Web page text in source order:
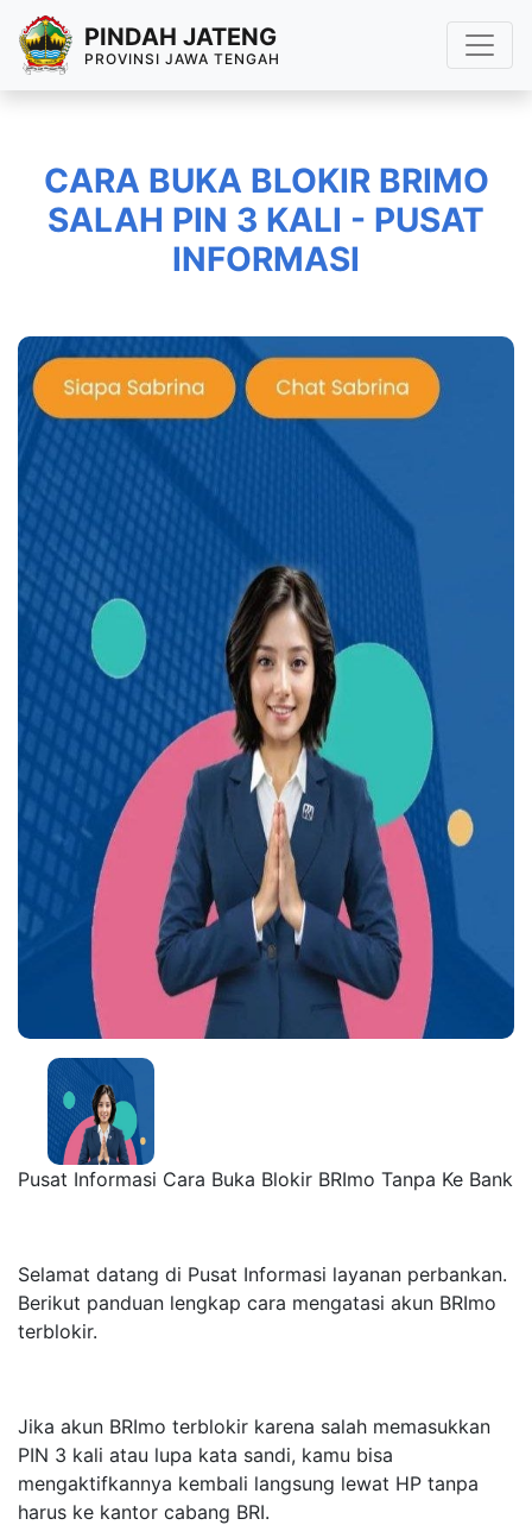
PINDAH JATENG
PROVINSI JAWA TENGAH
CARA BUKA BLOKIR BRIMO
SALAH PIN 3 KALI - PUSAT
INFORMASI
Pusat Informasi Cara Buka Blokir BRImo Tanpa Ke Bank
Selamat datang di Pusat Informasi layanan perbankan.
Berikut panduan lengkap cara mengatasi akun BRImo
terblokir.
Jika akun BRImo terblokir karena salah memasukkan
PIN 3 kali atau lupa kata sandi, kamu bisa
mengaktifkannya kembali langsung lewat HP tanpa
harus ke kantor cabang BRI.